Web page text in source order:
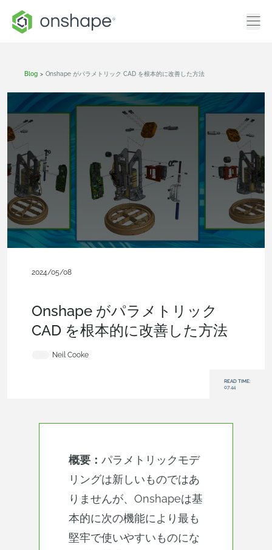
Blog > Onshape がパラメトリック CAD を根本的に改善した方法
2024/05/08
Onshape がパラメトリック
CAD を根本的に改善した方法
Neil Cooke
READ TIME:
07:44
概要： パラメトリックモデ
リングは新しいものではあ
りませんが、Onshapeは基
本的に次の機能により最も
堅牢で使いやすいものにな